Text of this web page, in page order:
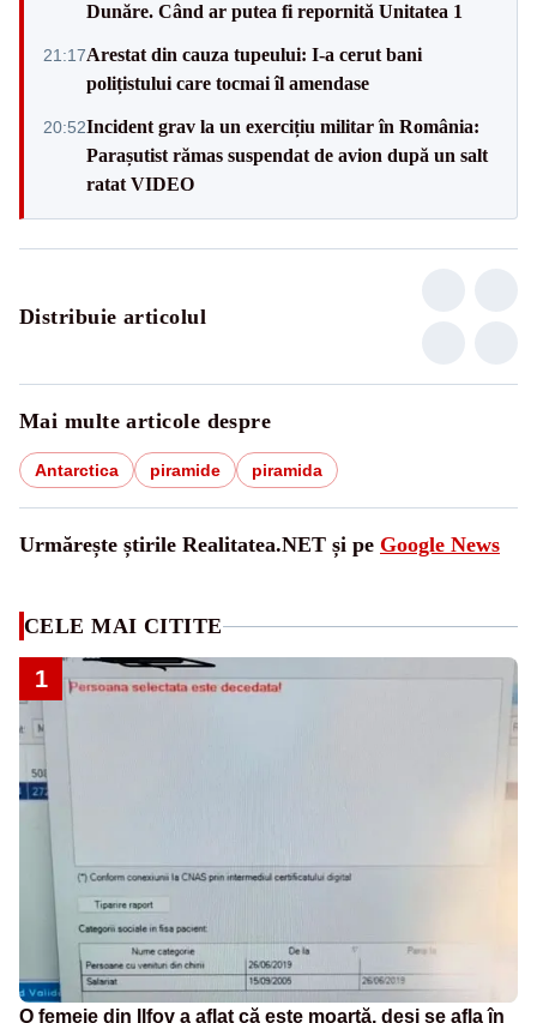
Dunăre. Când ar putea fi repornită Unitatea 1
21:17Arestat din cauza tupeului: I-a cerut bani
polițistului care tocmai îl amendase
20:52Incident grav la un exercițiu militar în România:
Parașutist rămas suspendat de avion după un salt
ratat VIDEO
Distribuie articolul
Mai multe articole despre
Antarctica piramide piramida
Urmărește știrile Realitatea.NET și pe Google News
CELE MAI CITITE
1
O femeie din Ilfov a aflat că este moartă, deși se afla în